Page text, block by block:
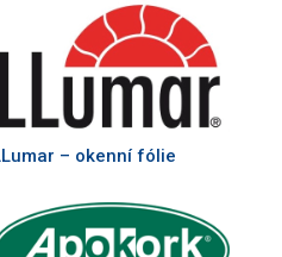
– okenní fólie